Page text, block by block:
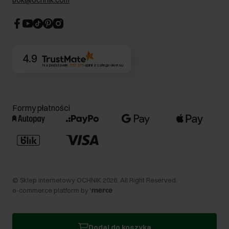
CSR
4.9
Na podstawie 357 275opinii z całego okresu
Formy płatności
© Sklep internetowy OCHNIK 2026 . All Right Reserved.
e-commerce platform by